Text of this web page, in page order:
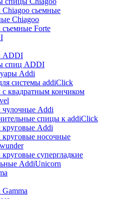
сьемные
Chiagoo
Forte
ADDI
спиц ADDI
Addi
системы addiClick
квадратным кончиком
Addi
спицы к addiClick
Addi
носочные
супергладкие
AddiUnicorn